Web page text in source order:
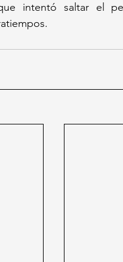
intentó saltar el